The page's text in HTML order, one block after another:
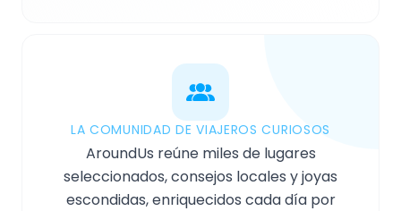
LA COMUNIDAD DE VIAJEROS CURIOSOS
AroundUs reúne miles de lugares
seleccionados, consejos locales y joyas
escondidas, enriquecidos cada día por